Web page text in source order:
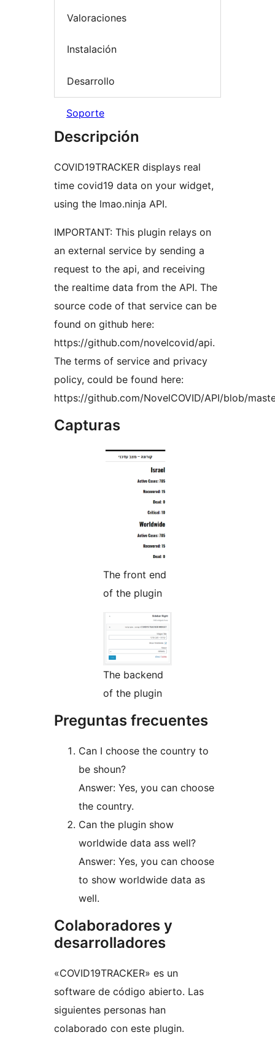
Valoraciones
Instalación
Desarrollo
Soporte
Descripción
COVID19TRACKER displays real
time covid19 data on your widget,
using the lmao.ninja API.
IMPORTANT: This plugin relays on
an external service by sending a
request to the api, and receiving
the realtime data from the API. The
source code of that service can be
found on github here:
https://github.com/novelcovid/api.
The terms of service and privacy
policy, could be found here:
https://github.com/NovelCOVID/API/blob/
Capturas
The front end
of the plugin
The backend
of the plugin
Preguntas frecuentes
Can I choose the country to
be shoun?
Answer: Yes, you can choose
the country.
Can the plugin show
worldwide data ass well?
Answer: Yes, you can choose
to show worldwide data as
well.
Colaboradores y
desarrolladores
«COVID19TRACKER» es un
software de código abierto. Las
siguientes personas han
colaborado con este plugin.